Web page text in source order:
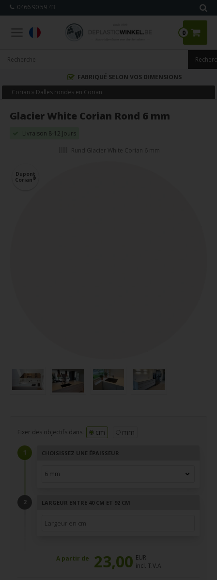
0466 90 59 43
0
FABRIQUÉ SELON VOS DIMENSIONS
Corian » Dalles rondes en Corian
Glacier White Corian Rond 6 mm
Livraison 8-12 Jours
Rund Glacier White Corian 6 mm
Dupont
Corian®
Fixer des objectifs dans: cm mm
CHOISISSEZ UNE ÉPAISSEUR
LARGEUR ENTRE 40 CM ET 92 CM
A partir de 23,00 EUR
incl. T.V.A